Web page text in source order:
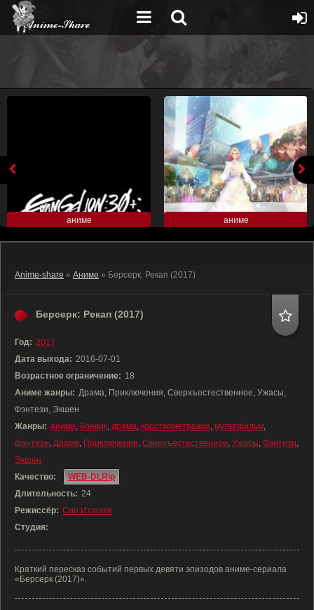
аниме аниме
Anime-share » Аниме » Берсерк: Рекап (2017)
Берсерк: Рекап (2017)
Год: 2017
Дата выхода: 2016-07-01
Возрастное ограничение: 18
Аниме жанры: Драма, Приключения, Сверхъестественное, Ужасы,
Фэнтези, Экшен
Жанры: аниме, боевик, драма, короткометражка, мультфильм,
фэнтези, Драма, Приключения, Сверхъестественное, Ужасы, Фэнтези,
Экшен
Качество:
WEB-DLRip
Длительность: 24
Режиссёр: Син Итагаки
Студия:
Краткий пересказ событий первых девяти эпизодов аниме-сериала
«Берсерк (2017)».